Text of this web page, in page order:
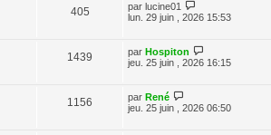
405 par lucine01
lun. 29 juin , 2026 15:53
1439 par Hospiton
jeu. 25 juin , 2026 16:15
1156 par René
jeu. 25 juin , 2026 06:50